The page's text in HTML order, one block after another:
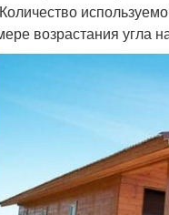
возрастания угла